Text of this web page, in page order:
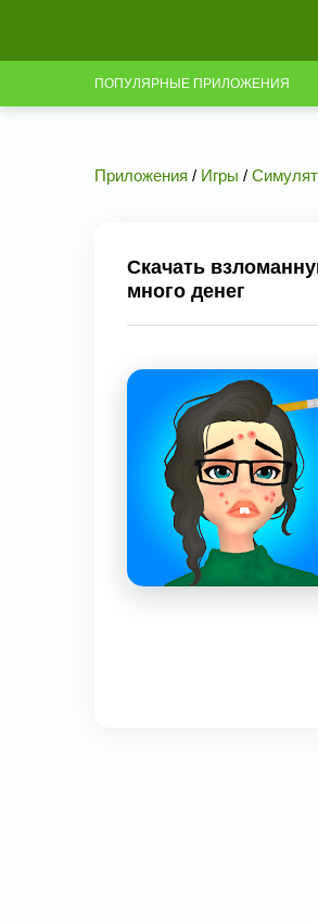
ПОПУЛЯРНЫЕ ПРИЛОЖЕНИЯ
Приложения / Игры /
Скачать
много денег